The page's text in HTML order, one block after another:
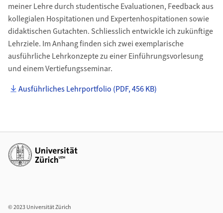
meiner Lehre durch studentische Evaluationen, Feedback aus
kollegialen Hospitationen und Expertenhospitationen sowie
didaktischen Gutachten. Schliesslich entwickle ich zukünftige
Lehrziele. Im Anhang finden sich zwei exemplarische
ausführliche Lehrkonzepte zu einer Einführungsvorlesung
und einem Vertiefungsseminar.
Ausführliches Lehrportfolio (PDF, 456 KB)
Additional links
© 2023 Universität Zürich